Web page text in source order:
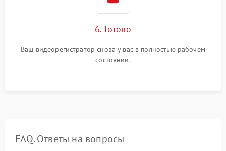
6. Готово
Ваш видеорегистратор снова у вас в полностью рабочем
состоянии.
FAQ. Ответы на вопросы